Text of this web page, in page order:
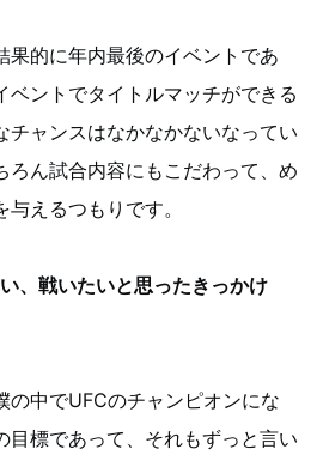
果的に年内最後のイベントであ
ベントでタイトルマッチができる
チャンスはなかなかないなってい
ろん試合内容にもこだわって、め
えるつもりです。
、戦いたいと思ったきっかけ
の中でUFCのチャンピオンにな
目標であって、それもずっと言い